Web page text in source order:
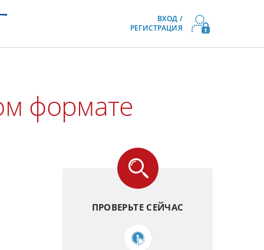
ВХОД /
РЕГИСТРАЦИЯ
формате
ПРОВЕРЬТЕ СЕЙЧАС